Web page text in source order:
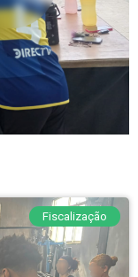
Fiscalização